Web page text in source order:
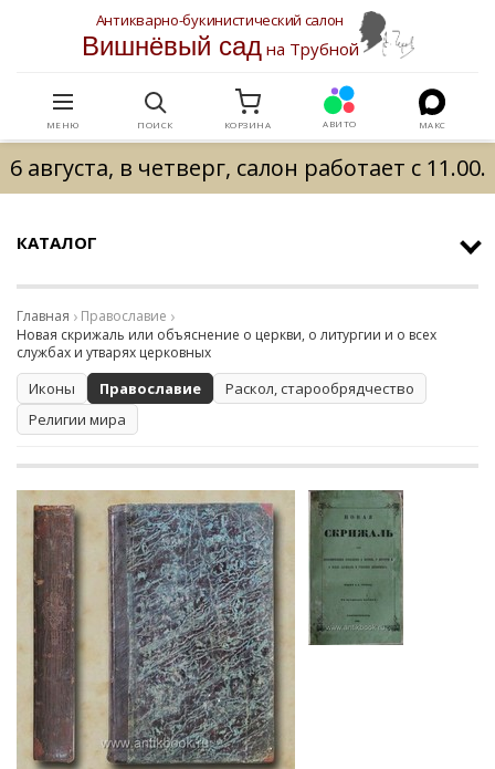
Антикварно-букинистический салон
Вишнёвый садна Трубной
МЕНЮ ПОИСК КОРЗИНА АВИТО МАКС
6 августа, в четверг, салон работает с 11.00.
КАТАЛОГ
Главная
Православие
Новая скрижаль или объяснение о церкви, о литургии и о всех
службах и утварях церковных
Иконы Православие
Раскол, старообрядчество
Религии мира